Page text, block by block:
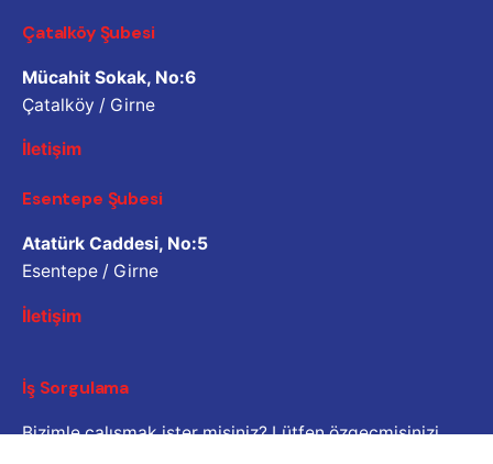
Çatalköy Şubesi
Mücahit Sokak, No:6
Çatalköy / Girne
İletişim
Esentepe Şubesi
Atatürk Caddesi, No:5
Esentepe / Girne
İletişim
İş Sorgulama
Bizimle çalışmak ister misiniz? Lütfen özgeçmişinizi